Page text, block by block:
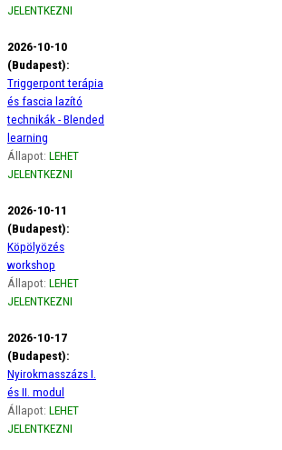
JELENTKEZNI
2026-10-10
(Budapest):
Triggerpont terápia
és fascia lazító
technikák - Blended
learning
Állapot: LEHET
JELENTKEZNI
2026-10-11
(Budapest):
Köpölyözés
workshop
Állapot: LEHET
JELENTKEZNI
2026-10-17
(Budapest):
Nyirokmasszázs I.
és II. modul
Állapot: LEHET
JELENTKEZNI